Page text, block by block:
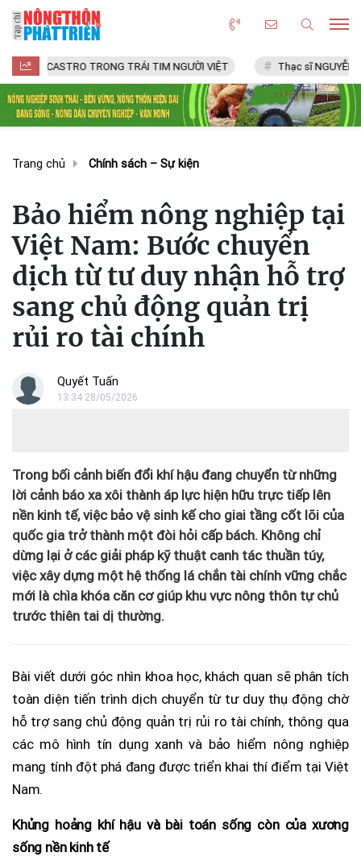
TRONG TRÁI TIM NGƯỜI VIỆT Thạc sĩ NGUYỄN VĂN CHÍ
Trang chủ Chính sách – Sự kiện
Bảo hiểm nông nghiệp tại
Việt Nam: Bước chuyển
dịch từ tư duy nhận hỗ trợ
sang chủ động quản trị
rủi ro tài chính
Quyết Tuấn
13:34 28/05/2026
Trong bối cảnh biến đổi khí hậu đang chuyển từ những
lời cảnh báo xa xôi thành áp lực hiện hữu trực tiếp lên
nền kinh tế, việc bảo vệ sinh kế cho giai tầng cốt lõi của
quốc gia trở thành một đòi hỏi cấp bách. Không chỉ
dừng lại ở các giải pháp kỹ thuật canh tác thuần túy,
việc xây dựng một hệ thống lá chắn tài chính vững chắc
mới là chìa khóa căn cơ giúp khu vực nông thôn tự chủ
trước thiên tai dị thường.
Bài viết dưới góc nhìn khoa học, khách quan sẽ phân tích
toàn diện tiến trình dịch chuyển từ tư duy thụ động chờ
hỗ trợ sang chủ động quản trị rủi ro tài chính, thông qua
các mô hình tín dụng xanh và bảo hiểm nông nghiệp
mang tính đột phá đang được triển khai thí điểm tại Việt
Nam.
Khủng hoảng khí hậu và bài toán sống còn của xương
sống nền kinh tế